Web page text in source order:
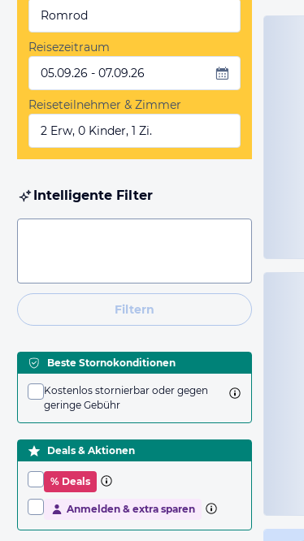
Romrod
Reisezeitraum
05.09.26 - 07.09.26
Reiseteilnehmer & Zimmer
2 Erw, 0 Kinder, 1 Zi.
Intelligente Filter
Filtern
Beste Stornokonditionen
Kostenlos stornierbar oder gegen
geringe Gebühr
Deals & Aktionen
% Deals
Anmelden & extra sparen